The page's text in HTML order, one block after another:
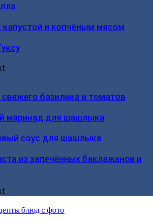
капустой и копчёным мясом
свежего базилика и томатов
маринад для шашлыка
соус для шашлыка
из запечённых баклажанов и